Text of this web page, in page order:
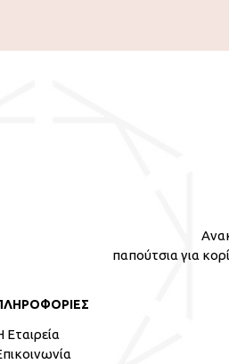
παπούτσια για
Εταιρεία